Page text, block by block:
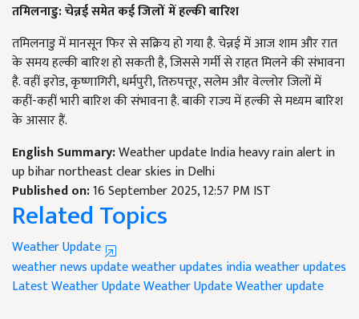
तमिलनाडु: चेन्नई समेत कई जिलों में हल्की बारिश
तमिलनाडु में मानसून फिर से सक्रिय हो गया है. चेन्नई में आज शाम और रात
के समय हल्की बारिश हो सकती है, जिससे गर्मी से राहत मिलने की संभावना
है. वहीं इरोड, कृष्णागिरी, धर्मपुरी, तिरुपत्तूर, सलेम और वेल्लोर जिलों में
कहीं-कहीं भारी बारिश की संभावना है. बाकी राज्य में हल्की से मध्यम बारिश
के आसार हैं.
English Summary:Weather update India heavy rain alert in
up bihar northeast clear skies in Delhi
Published on:16 September 2025, 12:57 PM IST
Related Topics
Weather Update
weather news updateweather updates india weather updates
Latest Weather UpdateWeather UpdateWeather update